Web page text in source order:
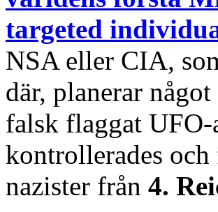
targeted
NSA eller CIA,
där, planerar
falsk flaggat
kontrollerades
nazister från 4.